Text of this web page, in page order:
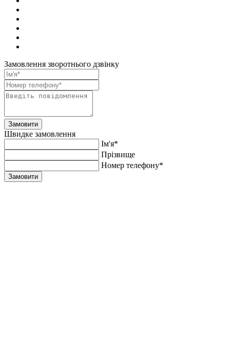
Замовлення зворотнього дзвінку
Замовити
Швидке замовлення
Ім'я*
Прiзвище
Номер телефону*